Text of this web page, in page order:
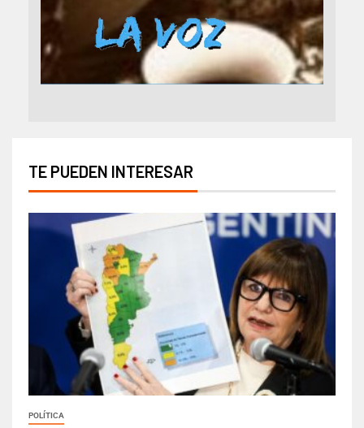
TE PUEDEN INTERESAR
POLÍTICA